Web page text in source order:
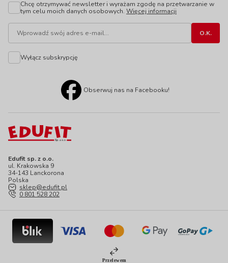
Edufit sp. z o.o.
ul. Krakowska 9
34-143 Lanckorona
Polska
sklep@edufit.pl
0 801 528 202
Chcę otrzymywać newsletter i wyrażam zgodę na przetwarzanie w
tym celu moich danych osobowych. Więcej informacji
Wyłącz subskrypcję
Obserwuj nas na Facebooku!